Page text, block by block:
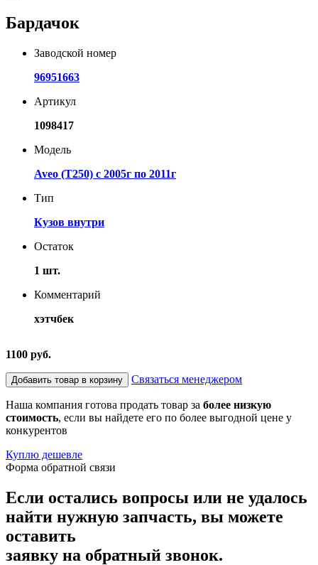
Бардачок
Заводской номер
96951663
Артикул
1098417
Модель
Aveo (T250) с 2005г по 2011г
Тип
Кузов внутри
Остаток
1 шт.
Комментарий
хэтчбек
1100 руб.
Добавить товар в корзину Связаться менеджером
Наша компания готова продать товар за более низкую
стоимость, если вы найдете его по более выгодной цене у
конкурентов
Куплю дешевле
Форма обратной связи
Если остались вопросы или не удалось
найти нужную запчасть, вы можете
оставить
заявку на обратный звонок.